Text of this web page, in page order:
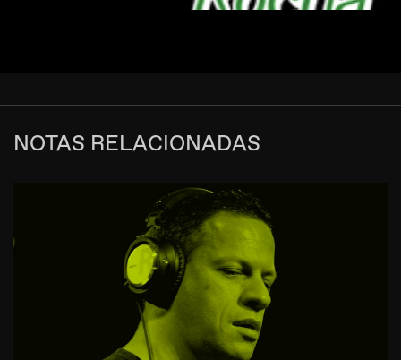
NOTAS RELACIONADAS